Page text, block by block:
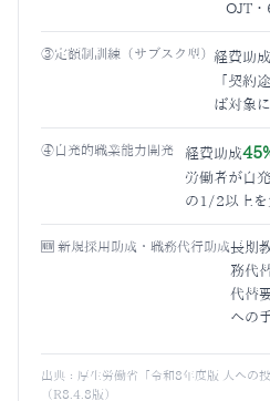
OJT・
③定額制訓練（サブスク型） 経費助成
「契約
ば対象
④自発的職業能力開発 経費助成
労働者が自
の1/2以上を
🆕 新規採用助成・職務代行助成長期
務代
代替
への
出典： 厚生労働省「令和8年度版 人への
（R8.4.8版）